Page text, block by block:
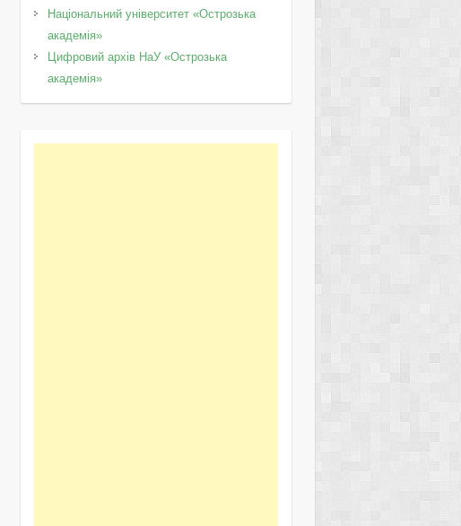
Національний університет «Острозька
академія»
Цифровий архів НаУ «Острозька
академія»